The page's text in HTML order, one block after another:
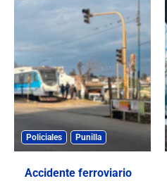
Policiales Punilla
Accidente ferroviario